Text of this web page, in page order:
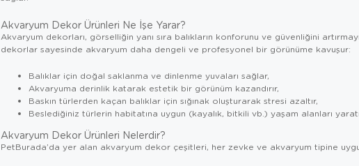
Akvaryum Dekor Ürünleri Ne İşe Yarar?
Akvaryum dekorları, görselliğin yanı sıra balıkların konforunu ve güvenliğini
dekorlar sayesinde akvaryum daha dengeli ve profesyonel bir görünüme kavuşur:
Balıklar için doğal saklanma ve dinlenme yuvaları sağlar,
Akvaryuma derinlik katarak estetik bir görünüm kazandırır,
Baskın türlerden kaçan balıklar için sığınak oluşturarak stresi azaltır,
Beslediğiniz türlerin habitatına uygun (kayalık, bitkili vb.) yaşam alanları
Akvaryum Dekor Ürünleri Nelerdir?
PetBurada’da yer alan akvaryum dekor çeşitleri, her zevke ve akvaryum tipine